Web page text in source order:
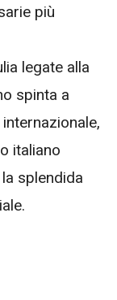
più
legate alla
spinta a
italiano
splendida